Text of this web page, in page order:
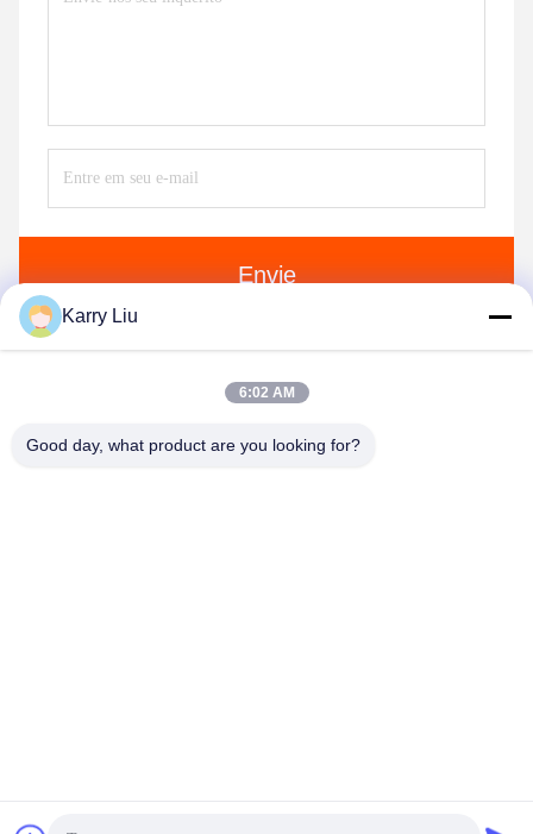
Envie
Shenzhen Tunsing Plastic Products Co., Ltd.
Karry Liu
6:02 AM
Good day, what product are you looking for?